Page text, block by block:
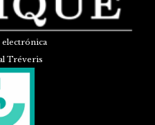
Tréveris